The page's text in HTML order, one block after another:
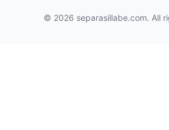
© 2026 separasillabe.com. All